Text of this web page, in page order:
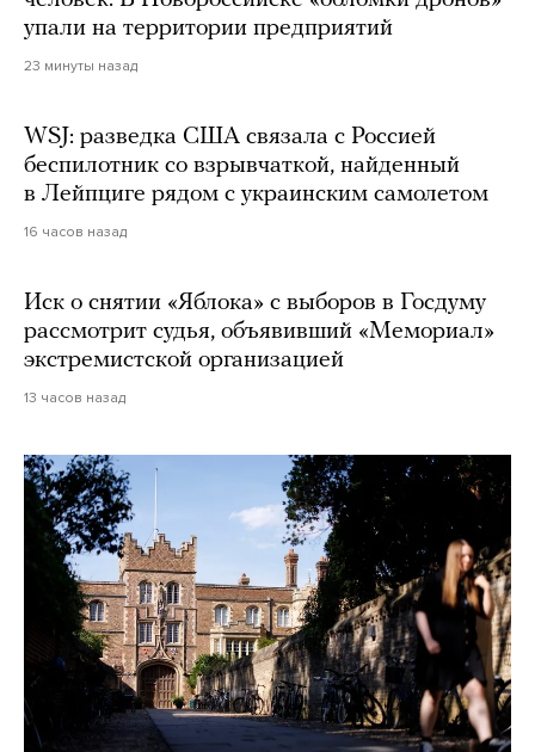
упали на территории предприятий
23 минуты назад
WSJ: разведка США связала с Россией
беспилотник со взрывчаткой, найденный
в Лейпциге рядом с украинским самолетом
16 часов назад
Иск о снятии «Яблока» с выборов в Госдуму
рассмотрит судья, объявивший «Мемориал»
экстремистской организацией
13 часов назад